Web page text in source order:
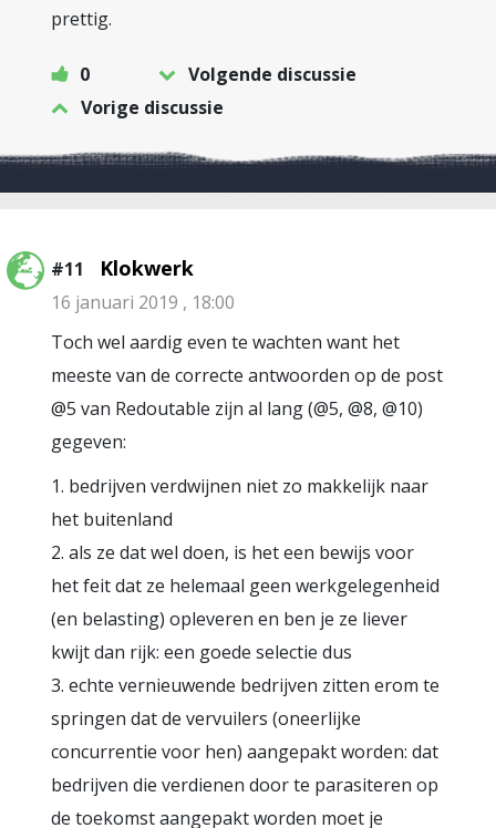
prettig.
0
Volgende discussie
Vorige discussie
#11 Klokwerk
16 januari 2019 , 18:00
Toch wel aardig even te wachten want het
meeste van de correcte antwoorden op de post
@5 van Redoutable zijn al lang (@5, @8, @10)
gegeven:
1. bedrijven verdwijnen niet zo makkelijk naar
het buitenland
2. als ze dat wel doen, is het een bewijs voor
het feit dat ze helemaal geen werkgelegenheid
(en belasting) opleveren en ben je ze liever
kwijt dan rijk: een goede selectie dus
3. echte vernieuwende bedrijven zitten erom te
springen dat de vervuilers (oneerlijke
concurrentie voor hen) aangepakt worden: dat
bedrijven die verdienen door te parasiteren op
de toekomst aangepakt worden moet je